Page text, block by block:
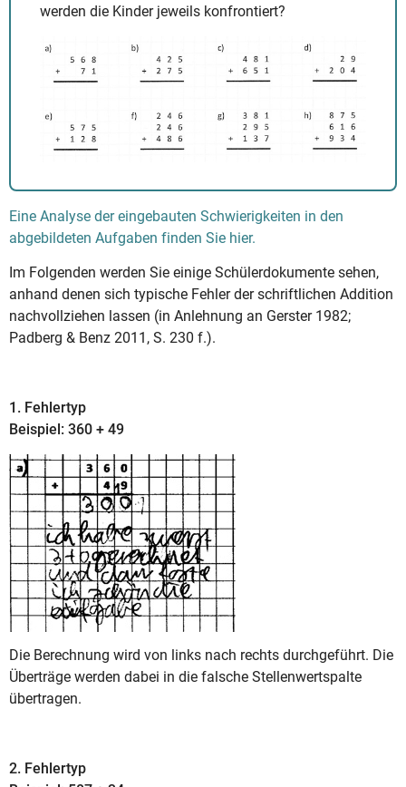
werden die Kinder jeweils konfrontiert?
Eine Analyse der eingebauten Schwierigkeiten in den
abgebildeten Aufgaben finden Sie hier.
Im Folgenden werden Sie einige Schülerdokumente sehen,
anhand denen sich typische Fehler der schriftlichen Addition
nachvollziehen lassen (in Anlehnung an Gerster 1982;
Padberg & Benz 2011, S. 230 f.).
1. Fehlertyp
Beispiel: 360 + 49
Die Berechnung wird von links nach rechts durchgeführt. Die
Überträge werden dabei in die falsche Stellenwertspalte
übertragen.
2. Fehlertyp